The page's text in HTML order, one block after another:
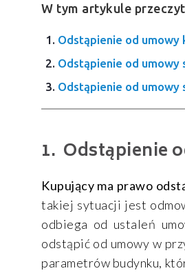
W tym artykule
Odstąpienie od umowy
Odstąpienie od umowy
Odstąpienie od umowy
Odstąpienie
Kupujący ma prawo
takiej sytuacji jest
odbiega od ustaleń
odstąpić od umowy w
parametrów budynku,